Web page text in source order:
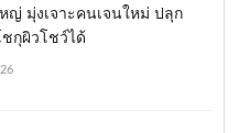
ญ่ มุ่งเจาะคนเจนใหม่ ปลุก
กุผิวโชว์ได้